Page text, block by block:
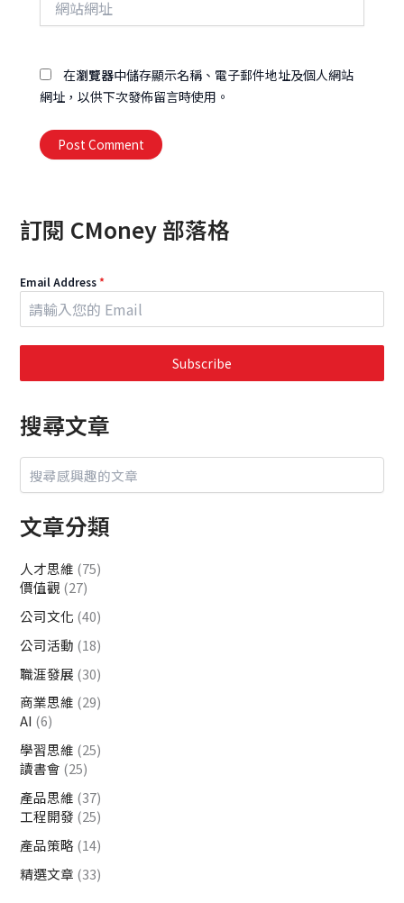
在瀏覽器中儲存顯示名稱、電子郵件地址及個人網站
網址，以供下次發佈留言時使用。
訂閱 CMoney 部落格
Email Address*
Subscribe
搜尋文章
文章分類
人才思維 (75)
價值觀 (27)
公司文化 (40)
公司活動 (18)
職涯發展 (30)
商業思維 (29)
AI (6)
學習思維 (25)
讀書會 (25)
產品思維 (37)
工程開發 (25)
產品策略 (14)
精選文章 (33)